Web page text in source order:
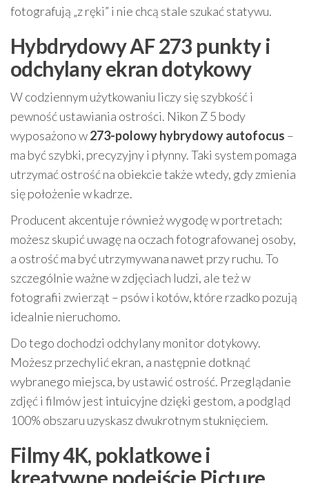
fotografują „z ręki” i nie chcą stale szukać statywu.
Hybdrydowy AF 273 punkty i
odchylany ekran dotykowy
W codziennym użytkowaniu liczy się szybkość i
pewność ustawiania ostrości. Nikon Z 5 body
wyposażono w273-polowy hybrydowy autofocus –
ma być szybki, precyzyjny i płynny. Taki system pomaga
utrzymać ostrość na obiekcie także wtedy, gdy zmienia
się położenie w kadrze.
Producent akcentuje również wygodę w portretach:
możesz skupić uwagę na oczach fotografowanej osoby,
a ostrość ma być utrzymywana nawet przy ruchu. To
szczególnie ważne w zdjęciach ludzi, ale też w
fotografii zwierząt – psów i kotów, które rzadko pozują
idealnie nieruchomo.
Do tego dochodzi odchylany monitor dotykowy.
Możesz przechylić ekran, a następnie dotknąć
wybranego miejsca, by ustawić ostrość. Przeglądanie
zdjęć i filmów jest intuicyjne dzięki gestom, a podgląd
100% obszaru uzyskasz dwukrotnym stuknięciem.
Filmy 4K, poklatkowe i
kreatywne podejście Picture